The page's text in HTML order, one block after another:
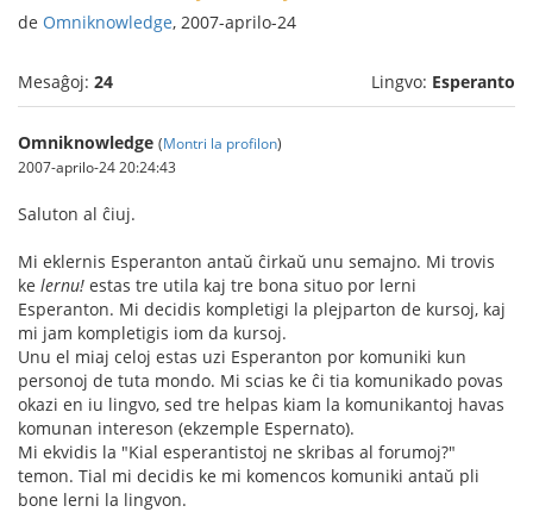
de Omniknowledge, 2007-aprilo-24
Mesaĝoj: 24 Lingvo: Esperanto
Omniknowledge (Montri la profilon)
2007-aprilo-24 20:24:43
Saluton al ĉiuj.
Mi eklernis Esperanton antaŭ ĉirkaŭ unu semajno. Mi trovis
ke lernu! estas tre utila kaj tre bona situo por lerni
Esperanton. Mi decidis kompletigi la plejparton de kursoj, kaj
mi jam kompletigis iom da kursoj.
Unu el miaj celoj estas uzi Esperanton por komuniki kun
personoj de tuta mondo. Mi scias ke ĉi tia komunikado povas
okazi en iu lingvo, sed tre helpas kiam la komunikantoj havas
komunan intereson (ekzemple Espernato).
Mi ekvidis la "Kial esperantistoj ne skribas al forumoj?"
temon. Tial mi decidis ke mi komencos komuniki antaŭ pli
bone lerni la lingvon.